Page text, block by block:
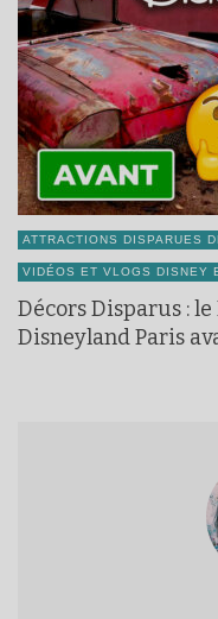
ATTRACTIONS DISPARUES
VIDÉOS ET VLOGS DISNEY
Décors Disparus :
Disneyland Paris